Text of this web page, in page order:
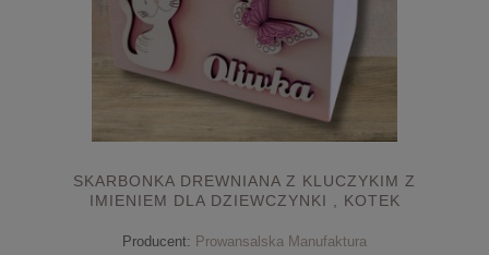
SKARBONKA DREWNIANA Z KLUCZYKIM Z
IMIENIEM DLA DZIEWCZYNKI , KOTEK
Producent: Prowansalska Manufaktura